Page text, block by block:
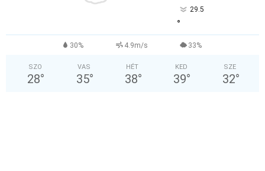
29.5
°
30% 4.9m/s 33%
SZO
28°
VAS
35°
HÉT
38°
KED
39°
SZE
32°